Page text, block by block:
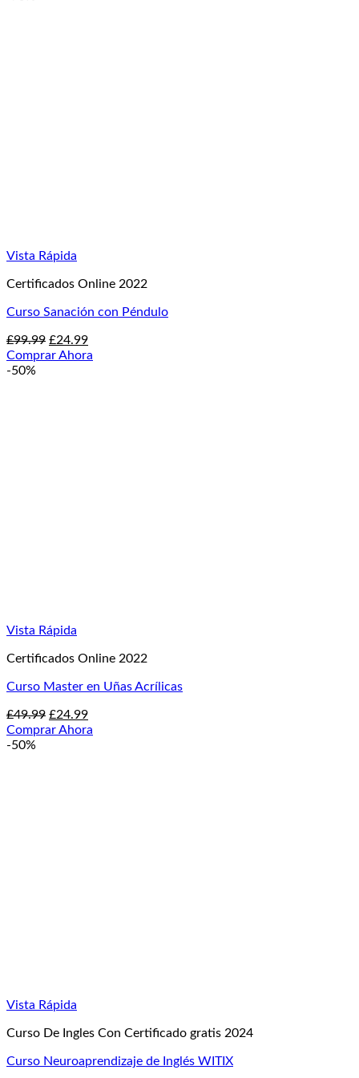
Vista Rápida
Certificados Online 2022
Curso Sanación con Péndulo
£99.99 El
precio
£24.99El
precio
Comprar Ahora
-50%
Vista Rápida
Certificados Online 2022
Curso Master en Uñas Acrílicas
£49.99 El
precio
£24.99El
precio
Comprar Ahora
-50%
Vista Rápida
Curso De Ingles Con Certificado gratis 2024
Curso Neuroaprendizaje de Inglés WITIX